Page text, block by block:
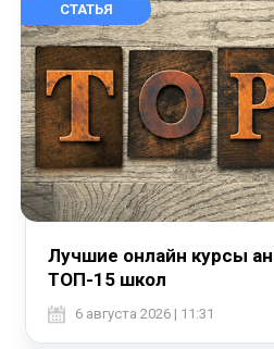
СТАТЬЯ
Лучшие онлайн курсы
ТОП-15 школ
6 августа 2026 | 11:31